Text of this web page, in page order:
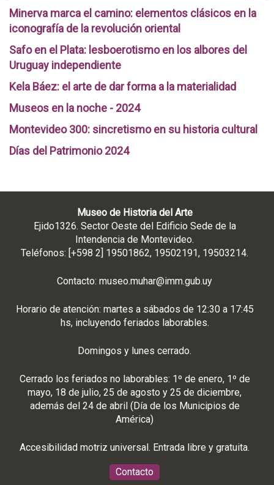
Minerva marca el camino: elementos clásicos en la
iconografía de la revolución oriental
Safo en el Plata: lesboerotismo en los albores del
Uruguay independiente
Kela Báez: el arte de dar forma a la materialidad
Museos en la noche - 2024
Montevideo 300: sincretismo en su historia cultural
Días del Patrimonio 2024
Museo de Historia del Arte
Ejido1326. Sector Oeste del Edificio Sede de la
Intendencia de Montevideo.
Teléfonos: [+598 2] 19501862, 19502191, 19503214.
Contacto: museo.muhar@imm.gub.uy
Horario de atención: martes a sábados de 12:30 a 17:45
hs, incluyendo feriados laborables.
Domingos y lunes cerrado.
Cerrado los feriados no laborables: 1º de enero, 1º de
mayo, 18 de julio, 25 de agosto y 25 de diciembre,
además del 24 de abril (Día de los Municipios de
América)
Accesibilidad motriz universal. Entrada libre y gratuita.
Contacto